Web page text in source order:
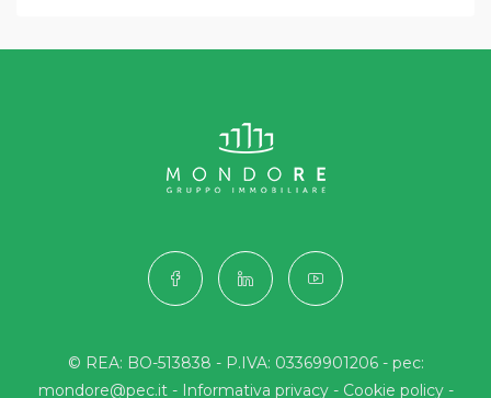
© REA: BO-513838 - P.IVA: 03369901206 - pec:
mondore@pec.it - Informativa privacy- Cookie policy-